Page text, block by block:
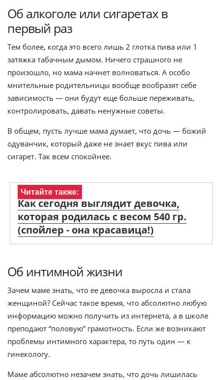
Об алкоголе или сигаретах в
первый раз
Тем более, когда это всего лишь 2 глотка пива или 1
затяжка табачным дымом. Ничего страшного не
произошло, но мама начнет волноваться. А особо
мнительные родительницы вообще вообразят себе
зависимость — они будут еще больше переживать,
контролировать, давать ненужные советы.
В общем, пусть лучше мама думает, что дочь — божий
одуванчик, который даже не знает вкус пива или
сигарет. Так всем спокойнее.
Читайте также:
Как сегодня выглядит девочка,
которая родилась с весом 540 гр.
(спойлер - она красавица!)
Об интимной жизни
Зачем маме знать, что ее девочка выросла и стала
женщиной? Сейчас такое время, что абсолютно любую
информацию можно получить из интернета, а в школе
преподают “половую” грамотность. Если же возникают
проблемы интимного характера, то путь один — к
гинекологу.
Маме абсолютно незачем знать, что дочь лишилась